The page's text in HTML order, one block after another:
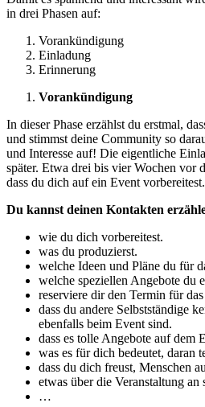
in drei Phasen auf:
Vorankündigung
Einladung
Erinnerung
Vorankündigung
In dieser Phase erzählst du erstmal,
und stimmst deine Community so
und Interesse auf! Die eigentliche
später. Etwa drei bis vier Wochen vor
dass du dich auf ein Event vorbereitest.
Du kannst deinen Kontakten
wie du dich vorbereitest.
was du produzierst.
welche Ideen und Pläne du für
welche speziellen Angebote du
reserviere dir den Termin für
dass du andere Selbstständige
ebenfalls beim Event sind.
dass es tolle Angebote auf dem
was es für dich bedeutet, daran
dass du dich freust, Menschen
etwas über die Veranstaltung an
…